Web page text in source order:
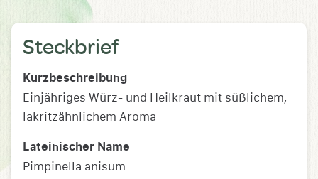
Steckbrief
Kurzbeschreibung
Einjähriges Würz- und Heilkraut mit süßlichem,
lakritzähnlichem Aroma
Lateinischer Name
Pimpinella anisum